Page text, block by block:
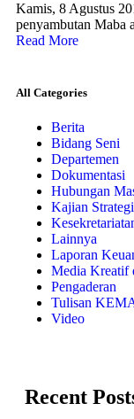
Kamis, 8 Agustus
penyambutan Maba
Read More
All Categories
Berita
Bidang Seni
Departemen
Dokumentasi
Hubungan
Kajian
Lainnya
Laporan
Media Kreatif
Pengaderan
Tulisan
Video
Recent